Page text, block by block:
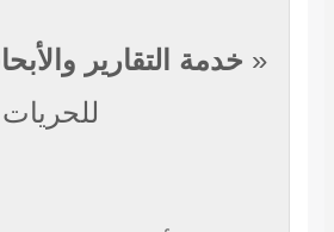
خدمة التقارير والأبحاث»
للحريات